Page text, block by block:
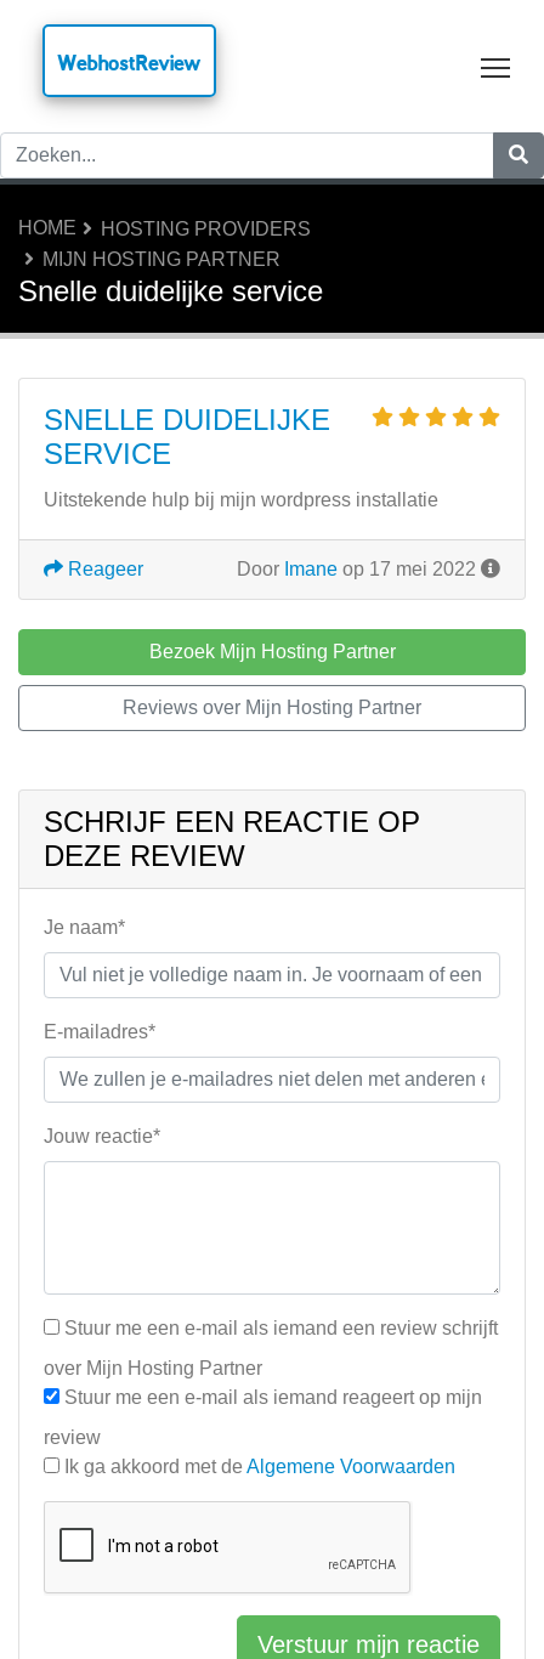
WebhostReview
HOME
HOSTING PROVIDERS
MIJN HOSTING PARTNER
Snelle duidelijke service
SNELLE DUIDELIJKE
SERVICE
Uitstekende hulp bij mijn wordpress installatie
Door Imane op 17 mei 2022
Reageer
Bezoek Mijn Hosting Partner
Reviews over Mijn Hosting Partner
SCHRIJF EEN REACTIE OP
DEZE REVIEW
Je naam*
E-mailadres*
Jouw reactie*
Stuur me een e-mail als iemand een review schrijft
over Mijn Hosting Partner
Stuur me een e-mail als iemand reageert op mijn
review
Ik ga akkoord met de Algemene Voorwaarden
Verstuur mijn reactie